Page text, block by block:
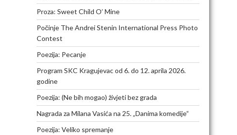
Proza: Sweet Child O’ Mine
Počinje The Andrei Stenin International Press Photo
Contest
Poezija: Pecanje
Program SKC Kragujevac od 6. do 12. aprila 2026.
godine
Poezija: (Ne bih mogao) živjeti bez grada
Nagrada za Milana Vasića na 25. „Danima komedije“
Poezija: Veliko spremanje